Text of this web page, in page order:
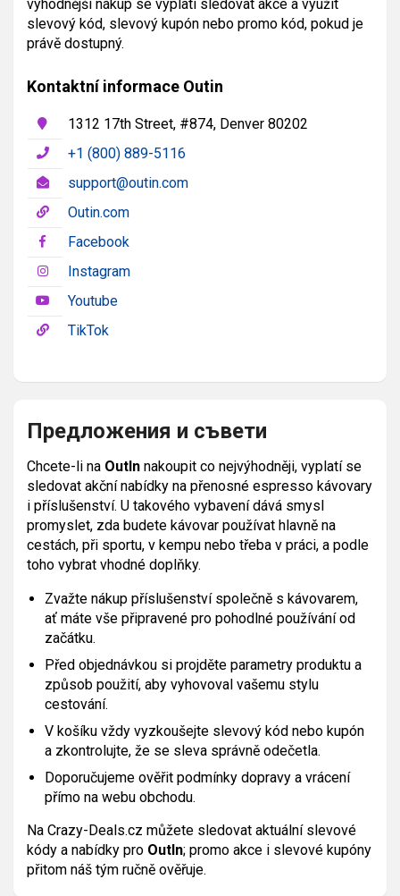
výhodnější nákup se vyplatí sledovat akce a využít
slevový kód, slevový kupón nebo promo kód, pokud je
právě dostupný.
Kontaktní informace Outin
1312 17th Street, #874, Denver 80202
+1 (800) 889-5116
support@outin.com
Outin.com
Facebook
Instagram
Youtube
TikTok
Предложения и съвети
Chcete-li na OutIn nakoupit co nejvýhodněji, vyplatí se
sledovat akční nabídky na přenosné espresso kávovary
i příslušenství. U takového vybavení dává smysl
promyslet, zda budete kávovar používat hlavně na
cestách, při sportu, v kempu nebo třeba v práci, a podle
toho vybrat vhodné doplňky.
Zvažte nákup příslušenství společně s kávovarem,
ať máte vše připravené pro pohodlné používání od
začátku.
Před objednávkou si projděte parametry produktu a
způsob použití, aby vyhovoval vašemu stylu
cestování.
V košíku vždy vyzkoušejte slevový kód nebo kupón
a zkontrolujte, že se sleva správně odečetla.
Doporučujeme ověřit podmínky dopravy a vrácení
přímo na webu obchodu.
Na Crazy-Deals.cz můžete sledovat aktuální slevové
kódy a nabídky pro OutIn; promo akce i slevové kupóny
přitom náš tým ručně ověřuje.